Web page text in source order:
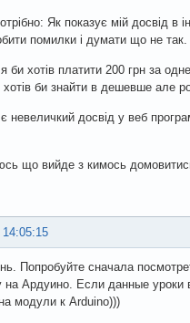
Як показує мій досвід
помилки і думати що не
би хотів платити 200 грн за
би знайти в дешевше але
досвід у веб
що вийде з кимось
14:05:15
Попробуйте сначала
на Ардуино. Если данные
модули к Arduino)))